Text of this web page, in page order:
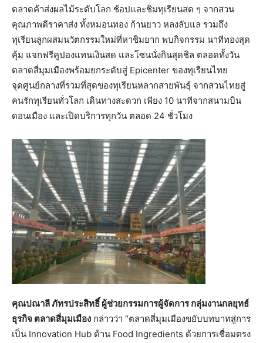
ตลาดค้าส่งผลไม้ระดับโลก ช้อปและชิมทุเรียนสด ๆ จากสวน
คุณภาพดีราคาส่ง ทั้งหมอนทอง ก้านยาว หลงลับแล รวมถึง
ทุเรียนลูกผสมนวัตกรรมใหม่ที่หาชิมยาก พบกิจกรรม นาทีทองสุด
คุ้ม แจกฟรีคูปองแทนเงินสด และโซนนั่งกินสุดชิล ตลอดทั้งวัน
ตลาดสี่มุมเมืองพร้อมยกระดับสู่ Epicenter ของทุเรียนไทย
จุดศูนย์กลางที่รวมที่สุดของทุเรียนหลากสายพันธุ์ จากสวนไทยสู่
คนรักทุเรียนทั่วโลก เดินทางสะดวก เพียง 10 นาทีจากสนามบิน
ดอนเมือง และเปิดบริการทุกวัน ตลอด 24 ชั่วโมง
คุณปณาลี ภัทรประสิทธิ์ ผู้ช่วยกรรมการผู้จัดการ กลุ่มงานกลยุทธ์
ธุรกิจ ตลาดสี่มุมเมือง กล่าวว่า “ตลาดสี่มุมเมืองขยับบทบาทสู่การ
เป็น Innovation Hub ด้าน Food Ingredients ด้วยการเชื่อมตรง